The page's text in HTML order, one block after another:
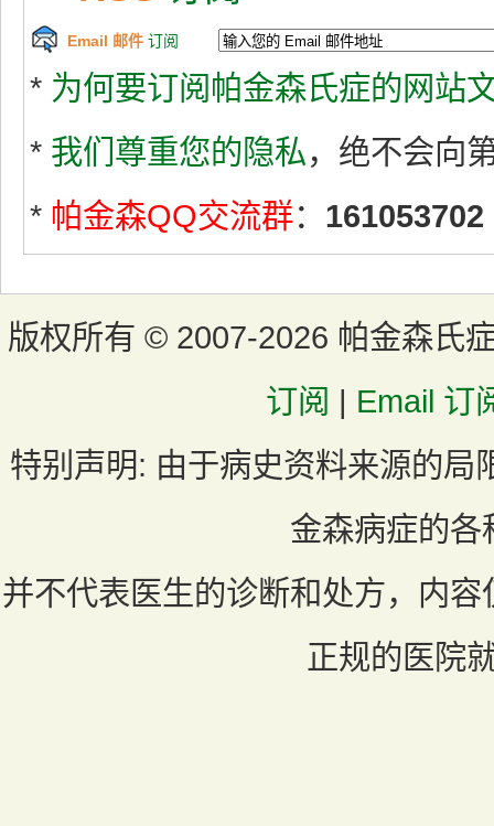
Email 邮件 订阅
* 为何要订阅帕金森氏症的网站
* 我们尊重您的隐私，绝不会向
* 帕金森QQ交流群： 161053702
版权所有 © 2007-2026 帕金森氏
订阅 | Email 订
特别声明: 由于病史资料来源的局
金森病症的各
并不代表医生的诊断和处方，内
正规的医院